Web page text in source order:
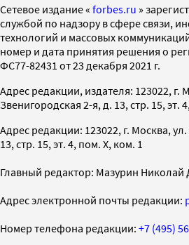
Cетевое издание « forbes.ru »
службой по надзору в сфере связи,
технологий и массовых
номер и дата принятия решения о
ФС77-82431 от 23 декабря 2021 г.
Адрес редакции, издателя: 123022, г.
Звенигородская 2-я, д. 13, стр. 15, эт.
Адрес редакции: 123022, г. Москва,
13, стр. 15, эт. 4, пом. X, ком. 1
Главный редактор: Мазурин Николай
Адрес электронной почты редакции:
Номер телефона редакции: +7 (495)